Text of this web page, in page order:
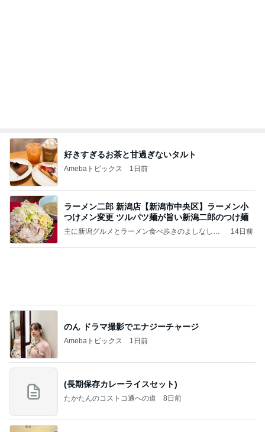
好きすぎるお茶と甘過ぎないタルト
Amebaトピックス 1日前
ラーメン二郎 新潟店【新潟市中央区】ラーメン小
つけメン変更 ツルパツ麺が旨い新潟二郎のつけ麺
主に新潟グルメとラーメン食べ歩きのよしなしご
14日前
のん ドラマ撮影でエナジーチャージ
Amebaトピックス 1日前
(長期保存カレーライスセット)
たかたんのコストコ通への道 8日前